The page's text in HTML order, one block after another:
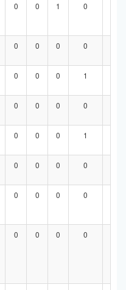
0 0 1 0
0 0 0 0
0 0 0 1
0 0 0 0
0 0 0 1
0 0 0 0
0 0 0 0
0 0 0 0